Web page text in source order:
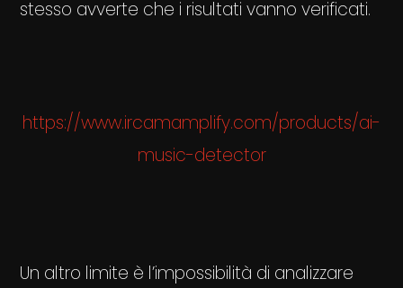
stesso avverte che i risultati vanno verificati.
https://www.ircamamplify.com/products/ai-
music-detector
Un altro limite è l’impossibilità di analizzare